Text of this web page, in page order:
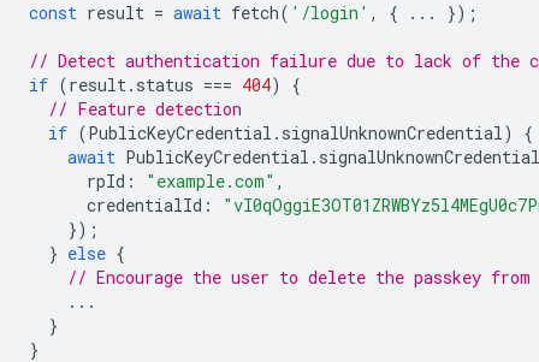
const result = await fetch( '/login' , { ... });
// Detect authentication failure due to lack of the
if (result. status === 404)
{
// Feature detection
if (PublicKeyCredential . signalUnknownCredential)
{
await PublicKeyCredential . signalUnknownCredential
rpId : "example.com" ,
credentialId :
});
} else {
// Encourage the user to delete the passkey from
...
}
}